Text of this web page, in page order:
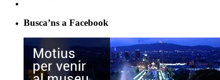
Busca’ns a Facebook